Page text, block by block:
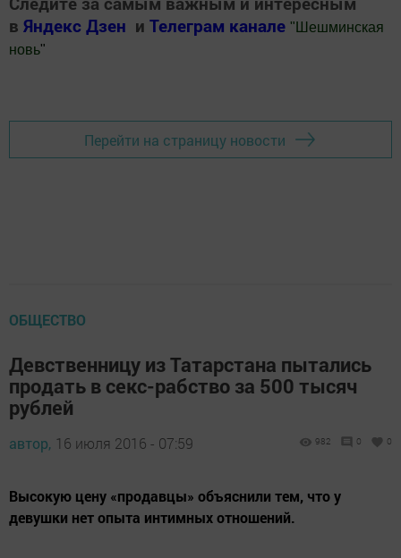
в Яндекс Дзен и Телеграм канале " Шешминская
новь"
Перейти на страницу новости
ОБЩЕСТВО
Девственницу из Татарстана пытались
продать в секс-рабство за 500 тысяч
рублей
автор, 16 июля 2016 - 07:59 982 0 0
Высокую цену «продавцы» объяснили тем, что у
девушки нет опыта интимных отношений.